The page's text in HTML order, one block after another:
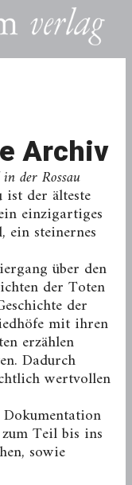
Archiv
der Rossau
der älteste
einzigartiges
ein steinernes
über den
der Toten
der
mit ihren
erzählen
Dadurch
wertvollen
Teil bis ins
sowie